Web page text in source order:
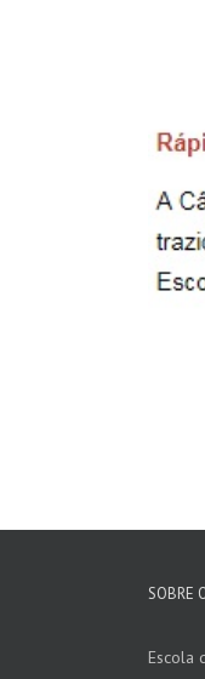
SOBRE
Escola